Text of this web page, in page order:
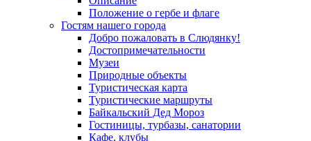
Положение о гербе и флаге
Гостям нашего города
Добро пожаловать в Слюдянку!
Достопримечательности
Музеи
Природные объекты
Туристическая карта
Туристические маршруты
Байкальский Дед Мороз
Гостиницы, турбазы, санатории
Кафе, клубы